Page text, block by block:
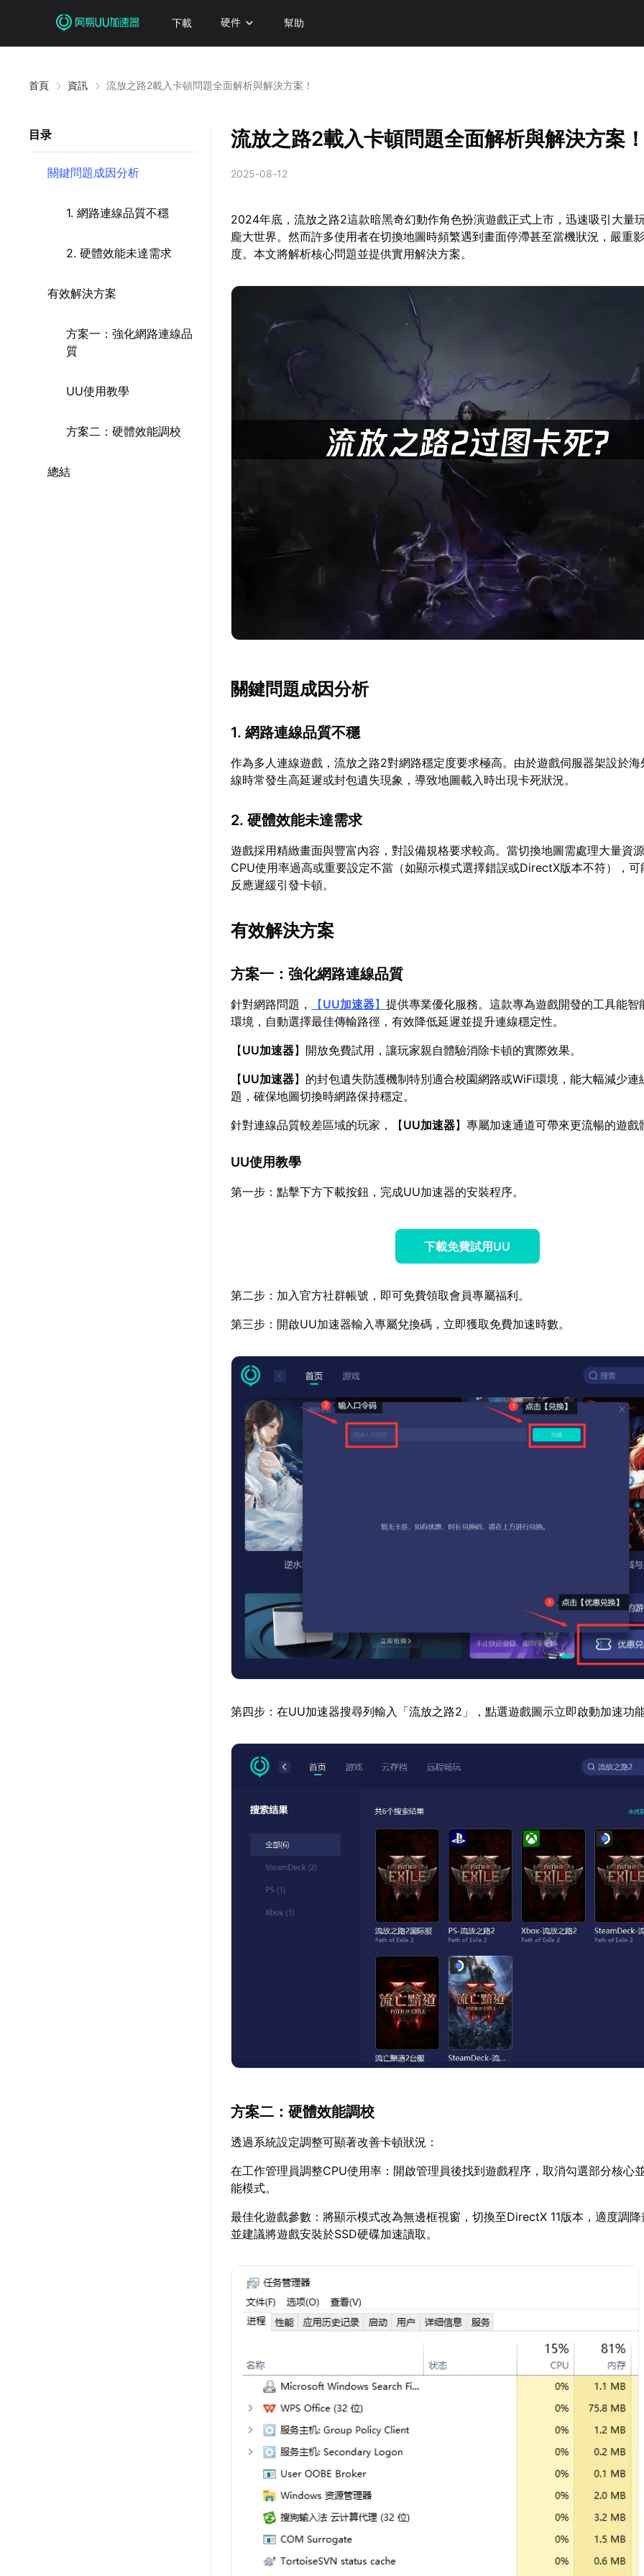
下載 硬件 幫助
首頁 資訊 流放之路2載入卡頓問題全面解析與解決方案！
目录
關鍵問題成因分析
1. 網路連線品質不穩
2. 硬體效能未達需求
有效解決方案
方案一：強化網路連線品
質
UU使用教學
方案二：硬體效能調校
總結
流放之路2載入卡頓問題全面解析與解決方案
2025-08-12
2024年底，流放之路2這款暗黑奇幻動作角色扮演遊戲正式上市，迅速吸引大量
龐大世界。然而許多使用者在切換地圖時頻繁遇到畫面停滯甚至當機狀況，嚴重
度。本文將解析核心問題並提供實用解決方案。
關鍵問題成因分析
1. 網路連線品質不穩
作為多人連線遊戲，流放之路2對網路穩定度要求極高。由於遊戲伺服器架設於
線時常發生高延遲或封包遺失現象，導致地圖載入時出現卡死狀況。
2. 硬體效能未達需求
遊戲採用精緻畫面與豐富內容，對設備規格要求較高。當切換地圖需處理大量資
CPU使用率過高或重要設定不當（如顯示模式選擇錯誤或DirectX版本不符），可
反應遲緩引發卡頓。
有效解決方案
方案一：強化網路連線品質
針對網路問題， 【UU加速器】提供專業優化服務。這款專為遊戲開發的工具能智
環境，自動選擇最佳傳輸路徑，有效降低延遲並提升連線穩定性。
【UU加速器】開放免費試用，讓玩家親自體驗消除卡頓的實際效果。
【UU加速器】的封包遺失防護機制特別適合校園網路或WiFi環境，能大幅減少連
題，確保地圖切換時網路保持穩定。
針對連線品質較差區域的玩家，【UU加速器】專屬加速通道可帶來更流暢的遊戲
UU使用教學
第一步：點擊下方下載按鈕，完成UU加速器的安裝程序。
下載免費試用UU
第二步：加入官方社群帳號，即可免費領取會員專屬福利。
第三步：開啟UU加速器輸入專屬兌換碼，立即獲取免費加速時數。
第四步：在UU加速器搜尋列輸入「流放之路2」，點選遊戲圖示立即啟動加速功
方案二：硬體效能調校
透過系統設定調整可顯著改善卡頓狀況：
在工作管理員調整CPU使用率：開啟管理員後找到遊戲程序，取消勾選部分核心
能模式。
最佳化遊戲參數：將顯示模式改為無邊框視窗，切換至DirectX 11版本，適度調
並建議將遊戲安裝於SSD硬碟加速讀取。